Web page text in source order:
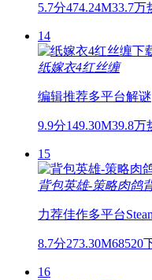
5.7分474.24M33.7万
14
纸嫁衣4红丝缠
编辑推荐多平台解谜
9.9分149.30M39.8万
15
背包英雄-策略肉鸽
力荐佳作多平台
8.7分273.30M68520
16